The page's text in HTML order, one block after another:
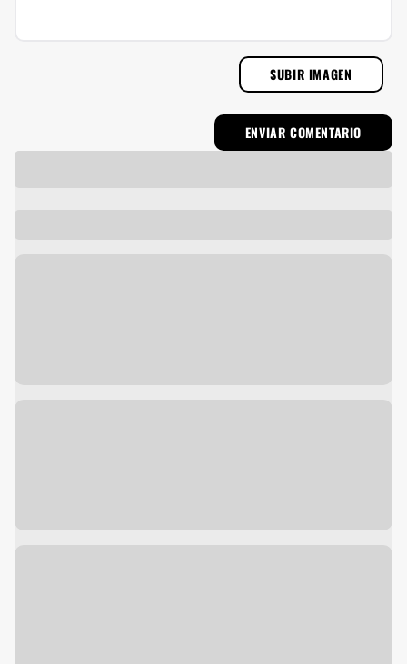
SUBIR IMAGEN